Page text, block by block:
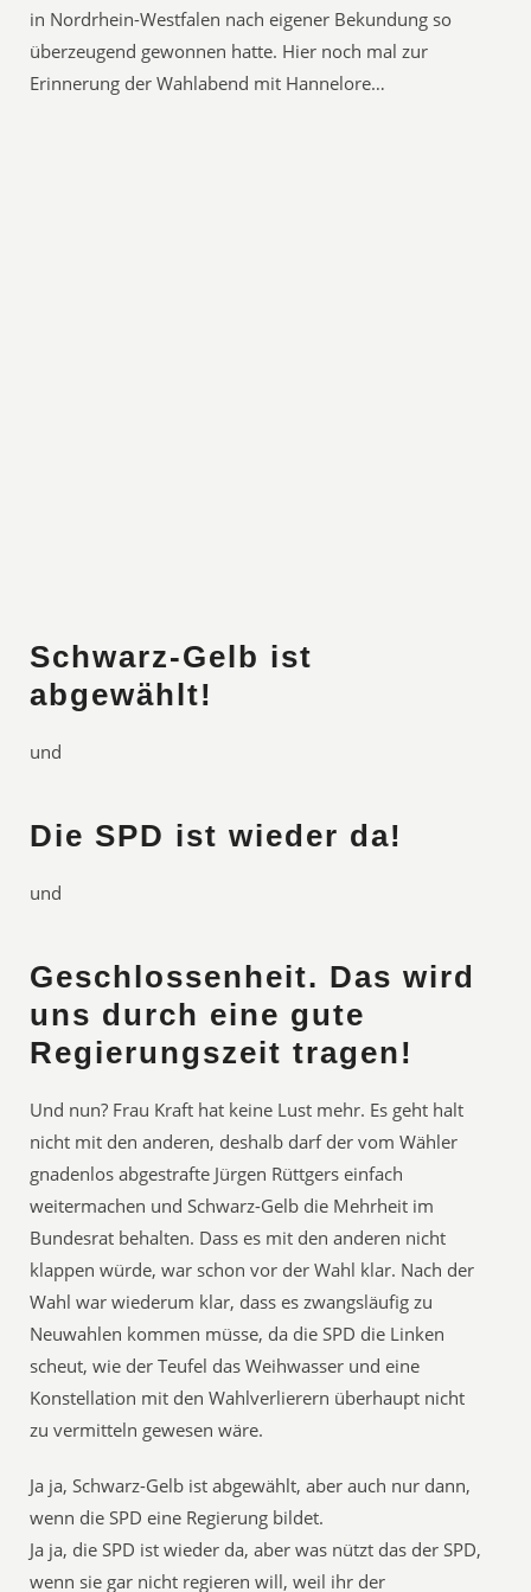
in Nordrhein-Westfalen nach eigener Bekundung so
überzeugend gewonnen hatte. Hier noch mal zur
Erinnerung der Wahlabend mit Hannelore…
Schwarz-Gelb ist
abgewählt!
und
Die SPD ist wieder da!
und
Geschlossenheit. Das wird
uns durch eine gute
Regierungszeit tragen!
Und nun? Frau Kraft hat keine Lust mehr. Es geht halt
nicht mit den anderen, deshalb darf der vom Wähler
gnadenlos abgestrafte Jürgen Rüttgers einfach
weitermachen und Schwarz-Gelb die Mehrheit im
Bundesrat behalten. Dass es mit den anderen nicht
klappen würde, war schon vor der Wahl klar. Nach der
Wahl war wiederum klar, dass es zwangsläufig zu
Neuwahlen kommen müsse, da die SPD die Linken
scheut, wie der Teufel das Weihwasser und eine
Konstellation mit den Wahlverlierern überhaupt nicht
zu vermitteln gewesen wäre.
Ja ja, Schwarz-Gelb ist abgewählt, aber auch nur dann,
wenn die SPD eine Regierung bildet.
Ja ja, die SPD ist wieder da, aber was nützt das der SPD,
wenn sie gar nicht regieren will, weil ihr der